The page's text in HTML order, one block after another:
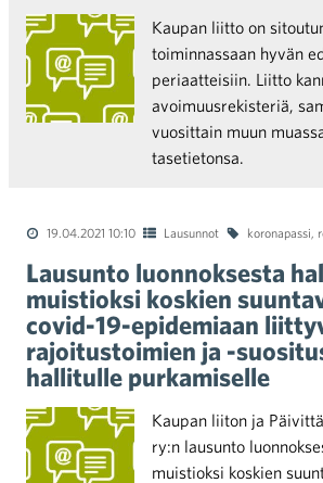
Kaupan liitto on
toiminnassaan hyvän
periaatteisiin. Liitto
avoimuusrekisteriä,
vuosittain muun
tasetietonsa.
19.04.2021 10:10 Lausunnot koronapassi,
Lausunto luonnoksesta
muistioksi koskien
covid-19-epidemiaan
rajoitustoimien ja -
hallitulle purkamiselle
Kaupan liiton ja
ry:n lausunto
muistioksi koskien